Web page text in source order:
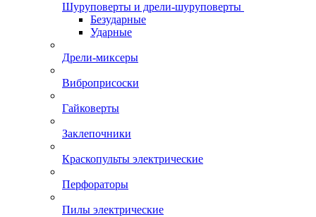
Шуруповерты и дрели-шуруповерты
Безударные
Ударные
Дрели-миксеры
Виброприсоски
Гайковерты
Заклепочники
Краскопульты электрические
Перфораторы
Пилы электрические